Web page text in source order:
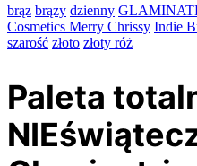
brąz brązy dzienny
Cosmetics Merry Chrissy Indie
szarość złoto złoty róż
Paleta